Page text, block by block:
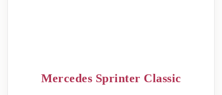
Mercedes Sprinter Classic